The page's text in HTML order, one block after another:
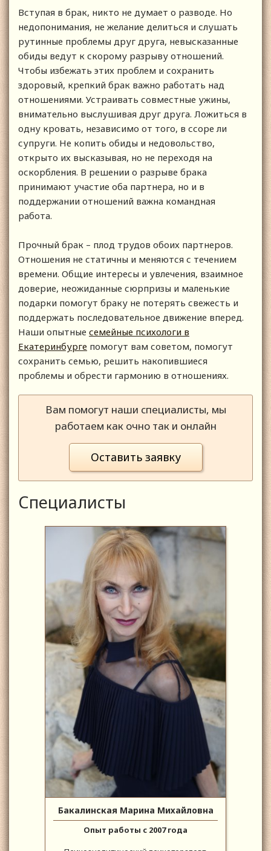
Вступая в брак, никто не думает о разводе. Но
недопонимания, не желание делиться и слушать
рутинные проблемы друг друга, невысказанные
обиды ведут к скорому разрыву отношений.
Чтобы избежать этих проблем и сохранить
здоровый, крепкий брак важно работать над
отношениями. Устраивать совместные ужины,
внимательно выслушивая друг друга. Ложиться в
одну кровать, независимо от того, в ссоре ли
супруги. Не копить обиды и недовольство,
открыто их высказывая, но не переходя на
оскорбления. В решении о разрыве брака
принимают участие оба партнера, но и в
поддержании отношений важна командная
работа.
Прочный брак – плод трудов обоих партнеров.
Отношения не статичны и меняются с течением
времени. Общие интересы и увлечения, взаимное
доверие, неожиданные сюрпризы и маленькие
подарки помогут браку не потерять свежесть и
поддержать последовательное движение вперед.
Наши опытные семейные психологи в
Екатеринбурге помогут вам советом, помогут
сохранить семью, решить накопившиеся
проблемы и обрести гармонию в отношениях.
Вам помогут наши специалисты, мы
работаем как очно так и онлайн
Оставить заявку
Специалисты
Бакалинская Марина Михайловна
Опыт работы с 2007 года